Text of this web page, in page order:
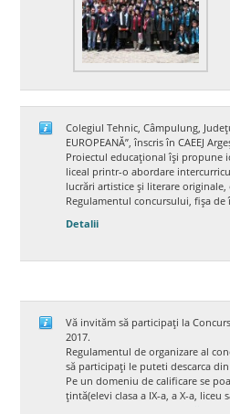
Colegiul Tehnic, Câmpulung,
EUROPEANĂ”, înscris în CAEEJ
Proiectul educațional își propune
liceal printr-o abordare
lucrări artistice și literare originale,
Regulamentul concursului, fișa
Detalii
Vă invităm să participați la
2017.
Regulamentul de organizare al
să participați le puteti descarca
Pe un domeniu de calificare se
țintă(elevi clasa a IX-a, a X-a,